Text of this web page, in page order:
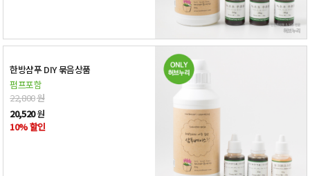
한방샴푸 DIY 묶음상품
펌프포함
22,800원
20,520원
10% 할인